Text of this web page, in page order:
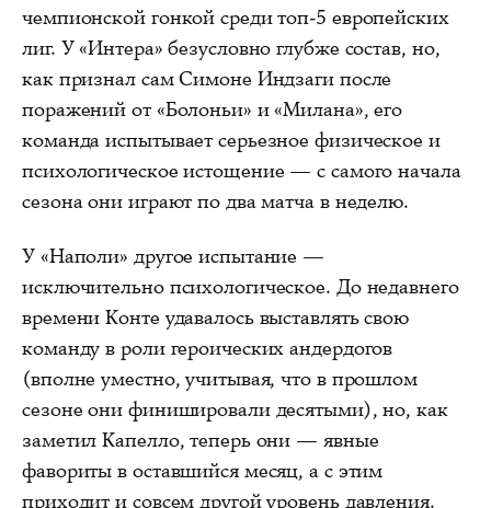
чемпионской гонкой среди топ-5 европейских
лиг. У «Интера» безусловно глубже состав, но,
как признал сам Симоне Индзаги после
поражений от «Болоньи» и «Милана», его
команда испытывает серьезное физическое и
психологическое истощение — с самого начала
сезона они играют по два матча в неделю.
У «Наполи» другое испытание —
исключительно психологическое. До недавнего
времени Конте удавалось выставлять свою
команду в роли героических андердогов
(вполне уместно, учитывая, что в прошлом
сезоне они финишировали десятыми), но, как
заметил Капелло, теперь они — явные
фавориты в оставшийся месяц, а с этим
приходит и совсем другой уровень давления.